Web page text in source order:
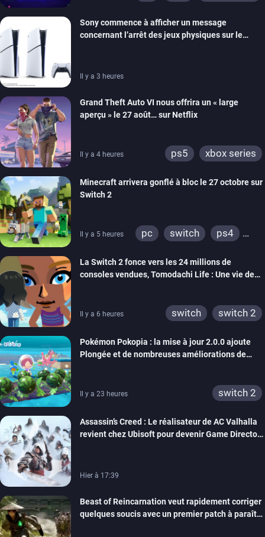
ps4
xbox one
switch 2
Sony commence à afficher un message
concernant l’arrêt des jeux physiques sur le
Il y a 3 heures
Grand Theft Auto VI nous offrira un « large
aperçu » le 27 août… sur Netflix
Il y a 4 heures ps5 xbox series
Minecraft arrivera gonflé à bloc le 27 octobre sur
Switch 2
Il y a 5 heures pc switch
ps4
wiiu
3ds
ps3
xbox 360
switch 2
La Switch 2 fonce vers les 24 millions de
consoles vendues, Tomodachi Life : Une vie de
Il y a 6 heures switch switch 2
Pokémon Pokopia : la mise à jour 2.0.0 ajoute
Plongée et de nombreuses améliorations de
Il y a 23 heures switch 2
Assassin’s Creed : Le réalisateur de AC Valhalla
revient chez Ubisoft pour devenir Game Director
Hier à 17:39
Beast of Reincarnation veut rapidement corriger
quelques soucis avec un premier patch à paraître